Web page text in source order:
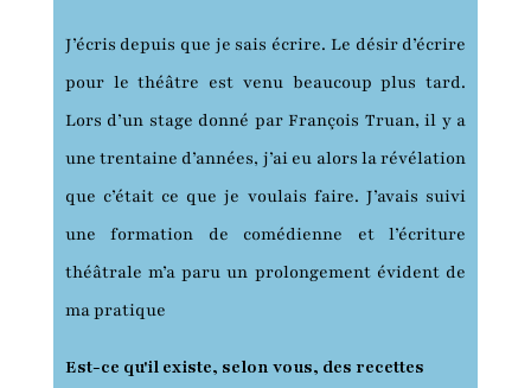
J’écris depuis que je sais écrire. Le désir d’écrire
pour le théâtre est venu beaucoup plus tard.
Lors d’un stage donné par François Truan, il y a
une trentaine d’années, j’ai eu alors la révélation
que c’était ce que je voulais faire. J’avais suivi
une formation de comédienne et l’écriture
théâtrale m’a paru un prolongement évident de
ma pratique
Est-ce qu'il existe, selon vous, des recettes